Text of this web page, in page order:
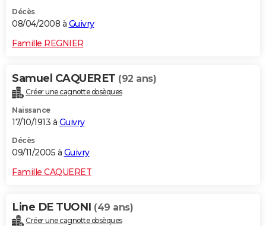
Décès
08/04/2008 à Guivry
Famille REGNIER
Samuel CAQUERET (92 ans)
Créer une cagnotte obsèques
Naissance
17/10/1913 à Guivry
Décès
09/11/2005 à Guivry
Famille CAQUERET
Line DE TUONI (49 ans)
Créer une cagnotte obsèques